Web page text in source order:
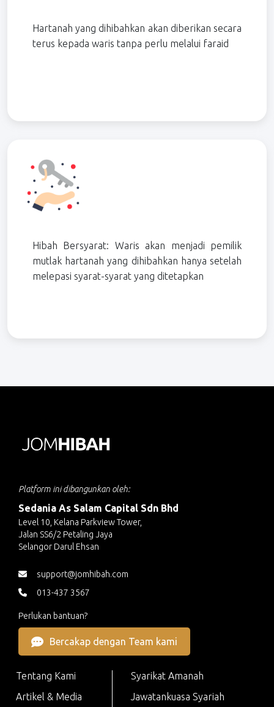
Hartanah yang dihibahkan akan diberikan secara
terus kepada waris tanpa perlu melalui faraid
Hibah Bersyarat: Waris akan menjadi pemilik
mutlak hartanah yang dihibahkan hanya setelah
melepasi syarat-syarat yang ditetapkan
Platform ini dibangunkan oleh:
Sedania As Salam Capital Sdn Bhd
Level 10, Kelana Parkview Tower,
Jalan SS6/2 Petaling Jaya
Selangor Darul Ehsan
support@jomhibah.com
013-437 3567
Perlukan bantuan?
Bercakap dengan Team kami
Tentang Kami
Syarikat Amanah
Artikel & Media
Jawatankuasa Syariah